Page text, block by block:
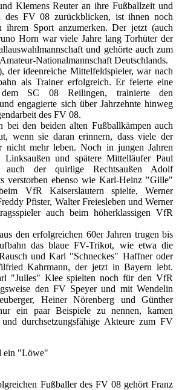
Klemens Reuter an ihre Fußballzeit und
des FV 08 zurückblicken, ist ihnen noch
ihrem Sport anzumerken. Der jetzt (auch
Horn war viele Jahre lang Torhüter der
und gehörte auch zum
Nationalmannschaft Deutschlands.
der ideenreiche Mittelfeldspieler, war nach
als Trainer erfolgreich. Er feierte eine
dem SC 08 Reilingen, trainierte den
engagierte sich über Jahrzehnte hinweg
des FV 08.
bei den beiden alten Fußballkämpen auch
wenn sie daran erinnern, dass viele der
nicht mehr leben. Noch in jungen Jahren
Linksaußen und spätere Mittelläufer Paul
auch der quirlige Rechtsaußen Adolf
verstorben ebenso wie Karl-Heinz "Gille"
VfR Kaiserslautern spielte, Werner
Pfister, Walter Freiesleben und Werner
auch beim höherklassigen VfR
den erfolgreichen 60er Jahren trugen bis
das blaue FV-Trikot, wie etwa die
und Karl "Schneckes" Haffner oder
Kahrmann, der jetzt in Bayern lebt.
"Julles" Klee spielten noch für den VfR
den FV Speyer und mit Wendelin
Heiner Nörenberg und Günther
ein paar Beispiele zu nennen, kamen
durchsetzungsfähige Akteure zum FV
ein "Löwe"
Fußballer des FV 08 gehört Franz